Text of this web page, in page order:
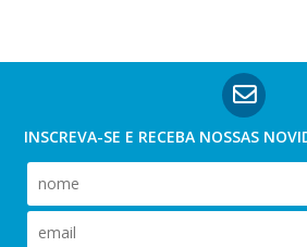
INSCREVA-SE E RECEBA NOSSAS